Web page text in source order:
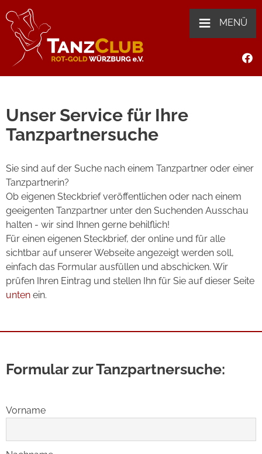
≡ MENÜ
Unser Service für Ihre
Tanzpartnersuche
Sie sind auf der Suche nach einem Tanzpartner oder einer
Tanzpartnerin?
Ob eigenen Steckbrief veröffentlichen oder nach einem
geeigenten Tanzpartner unter den Suchenden Ausschau
halten - wir sind Ihnen gerne behilflich!
Für einen eigenen Steckbrief, der online und für alle
sichtbar auf unserer Webseite angezeigt werden soll,
einfach das Formular ausfüllen und abschicken. Wir
prüfen Ihren Eintrag und stellen Ihn für Sie auf dieser Seite
unten ein.
Formular zur Tanzpartnersuche:
Vorname